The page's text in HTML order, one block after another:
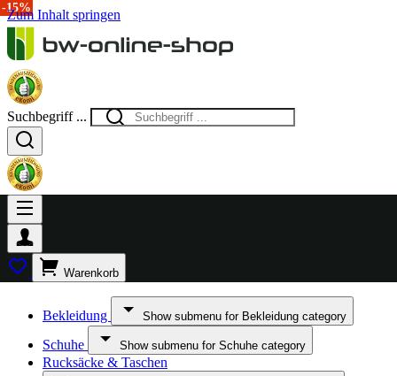
Zum Inhalt springen
Suchbegriff ...
Warenkorb
Bekleidung Show submenu for Bekleidung category
Schuhe Show submenu for Schuhe category
Rucksäcke & Taschen
-30%
-15%